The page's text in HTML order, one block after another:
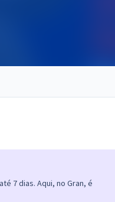
7 dias. Aqui, no Gran, é